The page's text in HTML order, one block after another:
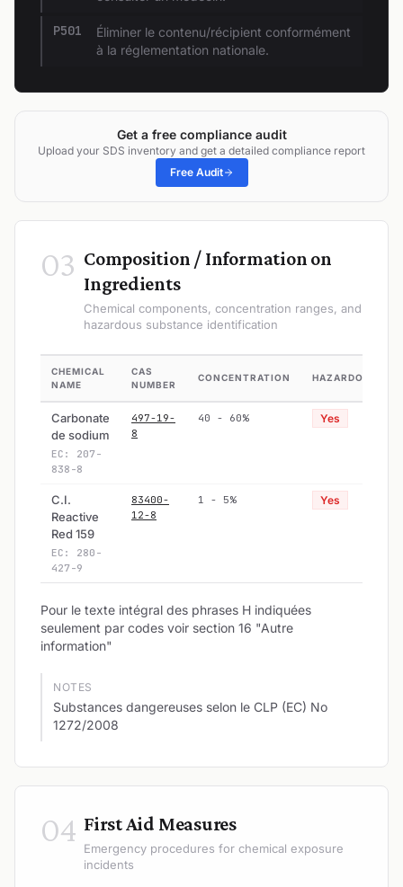
P501
Éliminer le contenu/récipient conformément
à la réglementation nationale.
Get a free compliance audit
Upload your SDS inventory and get a detailed compliance report
Free Audit
03 Composition / Information on
Ingredients
Chemical components, concentration ranges, and
hazardous substance identification
CHEMICAL
NAME
CAS
NUMBER
CONCENTRATION HAZARDOUS
Carbonate
de sodium
EC: 207-
838-8
497-19-
8
40 - 60% Yes
C.I.
Reactive
Red 159
EC: 280-
427-9
83400-
12-8
1 - 5% Yes
Pour le texte intégral des phrases H indiquées
seulement par codes voir section 16 "Autre
information"
NOTES
Substances dangereuses selon le CLP (EC) No
1272/2008
04 First Aid Measures
Emergency procedures for chemical exposure
incidents